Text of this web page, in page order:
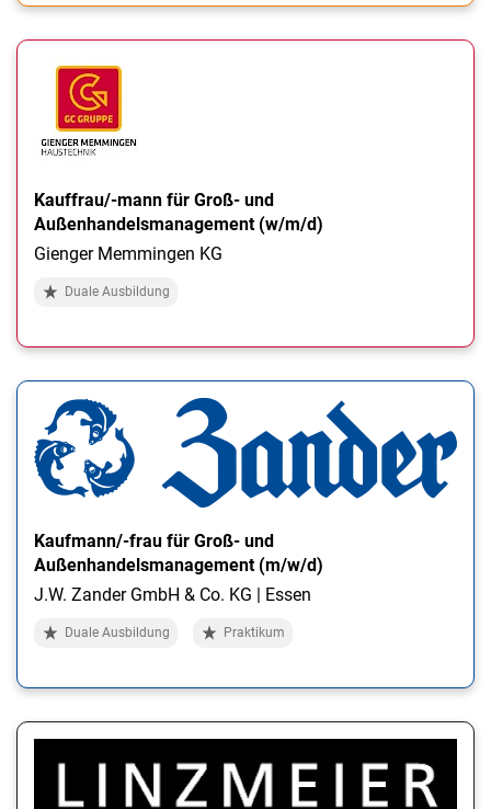
Kauffrau/-mann für Groß- und
Außenhandelsmanagement (w/m/d)
Gienger Memmingen KG
Duale Ausbildung
Kaufmann/-frau für Groß- und
Außenhandelsmanagement (m/w/d)
J.W. Zander GmbH & Co. KG | Essen
Duale Ausbildung Praktikum